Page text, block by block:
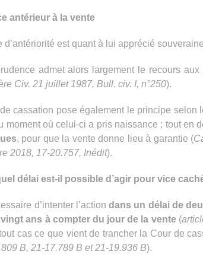
antérieur à la vente
d’antériorité est quant à lui apprécié
admet alors largement le recours
Civ. 21 juillet 1987, Bull. civ. I, n°250).
de cassation pose également le principe
moment où celui-ci a pris naissance ; tout en
, pour que la vente donne lieu à garantie (
2018, 17-20.757, Inédit).
délai est-il possible d’agir pour vice
d’intenter l’actiondans un délai de
ans à compter du jour de la vente(
cas ce que vient de trancher la Cour de
B, 21-17.789 B et 21-19.936 B).